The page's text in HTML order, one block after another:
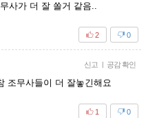
사가 더 잘 쏠거 같음..
0
2
신고 | 공감 확인
조무사들이 더 잘놓긴해요
0
1